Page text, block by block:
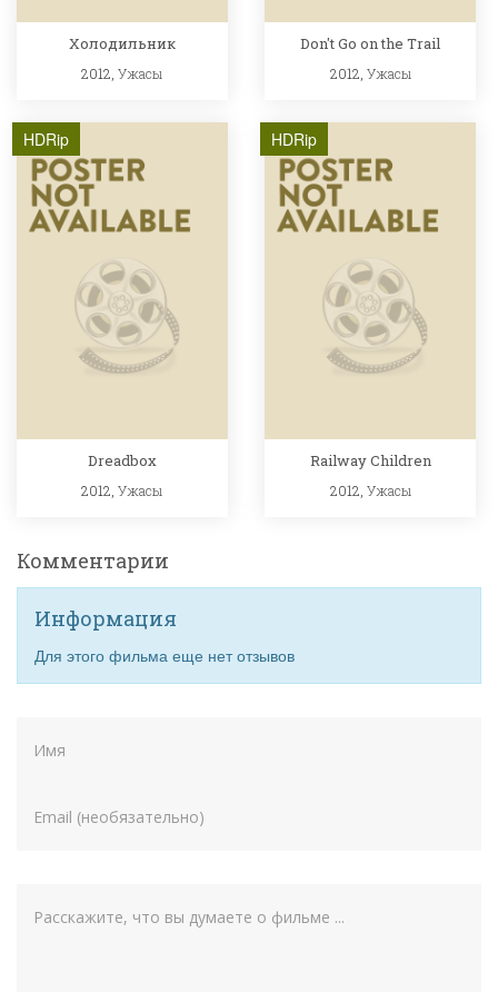
Холодильник
2012,Ужасы
Don't Go on the Trail
2012, Ужасы
HDRip
Dreadbox
2012,Ужасы
HDRip
Railway Children
2012, Ужасы
Комментарии
Информация
Для этого фильма еще нет отзывов